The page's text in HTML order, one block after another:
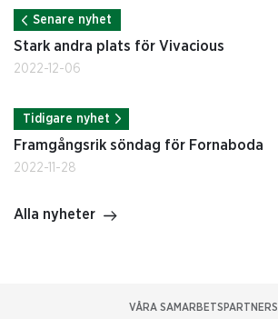
Senare nyhet
Stark andra plats för Vivacious
2022-12-06
Tidigare nyhet
Framgångsrik söndag för Fornaboda
2022-11-28
Alla nyheter
VÅRA SAMARBETSPARTNERS